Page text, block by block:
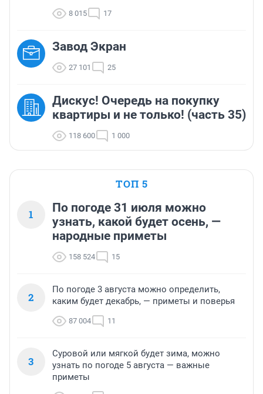
8 015 17
Завод Экран
27 101 25
Дискус! Очередь на покупку
квартиры и не только! (часть 35)
118 600 1 000
ТОП 5
1
По погоде 31 июля можно
узнать, какой будет осень, —
народные приметы
158 524 15
2
По погоде 3 августа можно определить,
каким будет декабрь, — приметы и поверья
87 004 11
3
Суровой или мягкой будет зима, можно
узнать по погоде 5 августа — важные
приметы